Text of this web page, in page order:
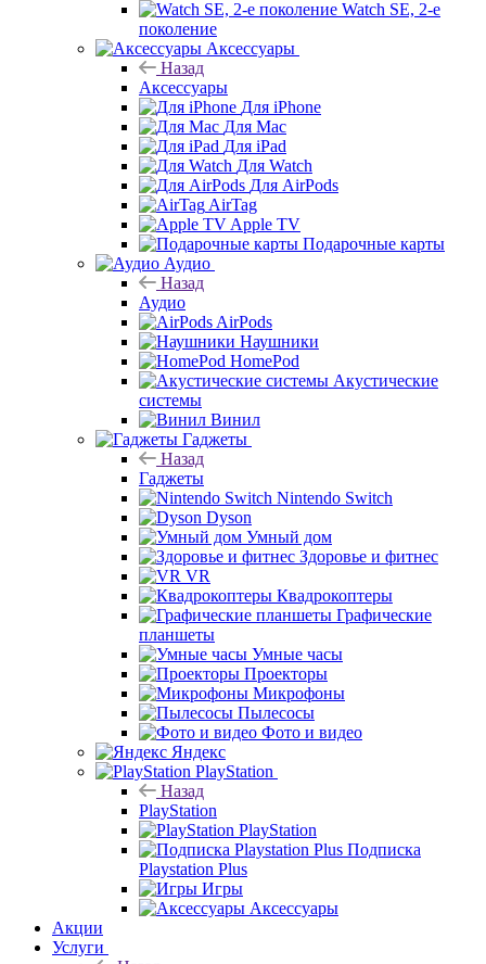
Watch SE, 2-е
поколение
Аксессуары
Назад
Аксессуары
Для iPhone
Для Mac
Для iPad
Для Watch
Для AirPods
AirTag
Apple TV
Подарочные карты
Аудио
Назад
Аудио
AirPods
Наушники
HomePod
Акустические
системы
Винил
Гаджеты
Назад
Гаджеты
Nintendo Switch
Dyson
Умный дом
Здоровье и фитнес
VR
Квадрокоптеры
Графические
планшеты
Умные часы
Проекторы
Микрофоны
Пылесосы
Фото и видео
Яндекс
PlayStation
Назад
PlayStation
PlayStation
Подписка
Playstation Plus
Игры
Аксессуары
Акции
Услуги